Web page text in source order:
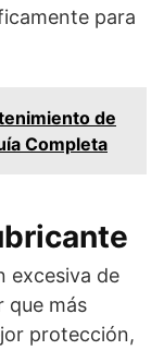
para
de
Completa
excesiva de
que más
protección,